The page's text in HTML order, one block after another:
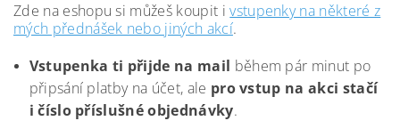
Zde na eshopu si můžeš koupit ivstupenky na některé z
mých přednášek nebo jiných akcí.
Vstupenka ti přijde na mail během pár minut po
připsání platby na účet, ale pro vstup na akci stačí
i číslo příslušné objednávky.